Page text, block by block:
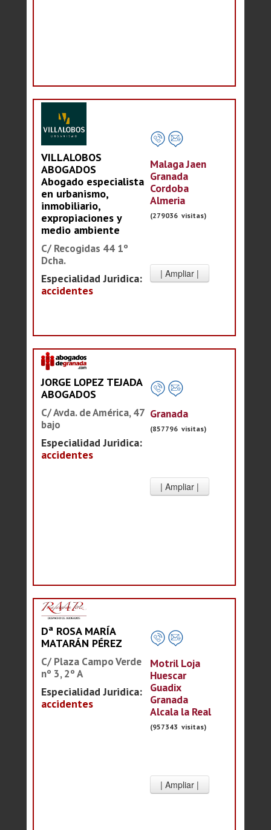
VILLALOBOS
ABOGADOS
Abogado especialista
en urbanismo,
inmobiliario,
expropiaciones y
medio ambiente
C/ Recogidas 44 1º
Dcha.
Especialidad Juridica:
accidentes
Malaga Jaen
Granada
Cordoba
Almeria
(279036 visitas)
JORGE LOPEZ TEJADA
ABOGADOS
C/ Avda. de América, 47
bajo
Especialidad Juridica:
accidentes
Granada
(857796 visitas)
Dª ROSA MARÍA
MATARÁN PÉREZ
C/ Plaza Campo Verde
nº 3, 2º A
Especialidad Juridica:
accidentes
Motril Loja
Huescar
Guadix
Granada
Alcala la Real
(957343 visitas)